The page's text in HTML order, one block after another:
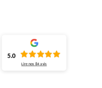
5.0
Lire nos84 avis